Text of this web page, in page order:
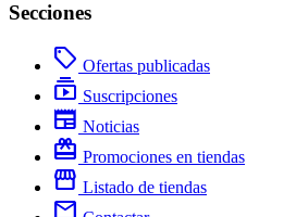
Secciones
local_offer Ofertas publicadas
subscriptions Suscripciones
newspaper Noticias
redeem Promociones en tiendas
storefront Listado de tiendas
mail